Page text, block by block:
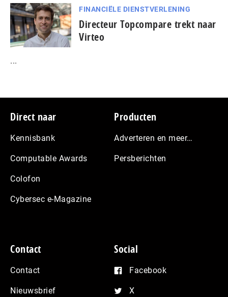
FINANCIËLE DIENSTVERLENING
Directeur Topcompare trekt naar
Virteo
...
Footer
Direct naar
Kennisbank
Computable Awards
Colofon
Cybersec e-Magazine
Producten
Adverteren en meer…
Persberichten
Contact
Contact
Nieuwsbrief
Social
Facebook
X